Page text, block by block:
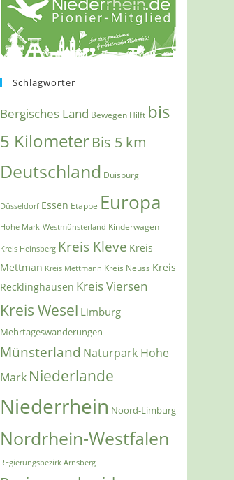
Schlagwörter
Bergisches Land Bewegen Hilft bis
5 KilometerBis 5 km
Deutschland Duisburg
Düsseldorf Essen Etappe Europa
Hohe Mark-Westmünsterland Kinderwagen
Kreis Heinsberg Kreis Kleve Kreis
Mettman Kreis Mettmann Kreis Neuss Kreis
Recklinghausen Kreis Viersen
Kreis Wesel Limburg
Mehrtageswanderungen
Münsterland Naturpark Hohe
Mark Niederlande
Niederrhein Noord-Limburg
Nordrhein-Westfalen
REgierungsbezirk Arnsberg